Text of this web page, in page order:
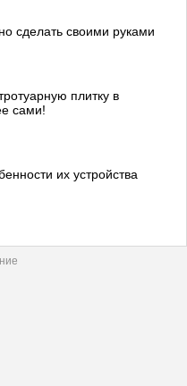
сделать своими руками
плитку в
сами!
их устройства